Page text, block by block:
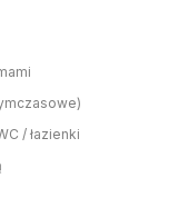
/ łazienki